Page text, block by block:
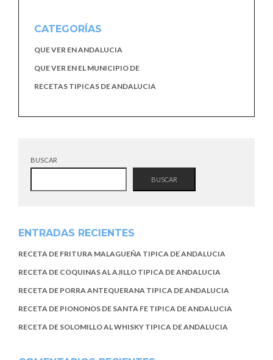
CATEGORÍAS
QUE VER EN ANDALUCIA
QUE VER EN EL MUNICIPIO DE
RECETAS TIPICAS DE ANDALUCIA
BUSCAR
BUSCAR
ENTRADAS RECIENTES
RECETA DE FRITURA MALAGUEÑA TIPICA DE ANDALUCIA
RECETA DE COQUINAS AL AJILLO TIPICA DE ANDALUCIA
RECETA DE PORRA ANTEQUERANA TIPICA DE ANDALUCIA
RECETA DE PIONONOS DE SANTA FE TIPICA DE ANDALUCIA
RECETA DE SOLOMILLO AL WHISKY TIPICA DE ANDALUCIA